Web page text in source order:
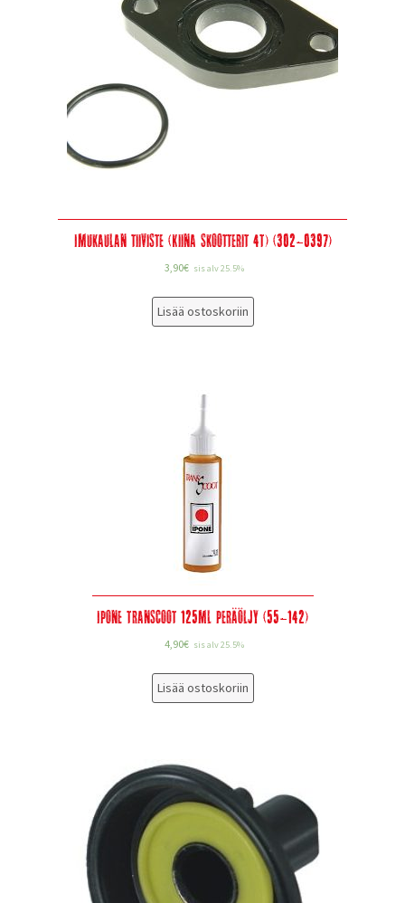
Imukaulan tiiviste (Kiina skootterit 4T) (302-0397)
3,90€ sis alv 25.5%
Lisää ostoskoriin
Ipone Transcoot 125ml peräöljy (55-142)
4,90€ sis alv 25.5%
Lisää ostoskoriin